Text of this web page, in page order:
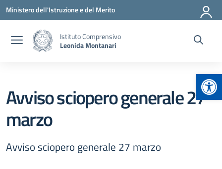
Vai ai contenuti
Vai al menu di navigazione
Vai al footer
Ministero dell'Istruzione e del Merito
Istituto Comprensivo
Leonida Montanari
Avviso sciopero generale 27
marzo
Avviso sciopero generale 27 marzo